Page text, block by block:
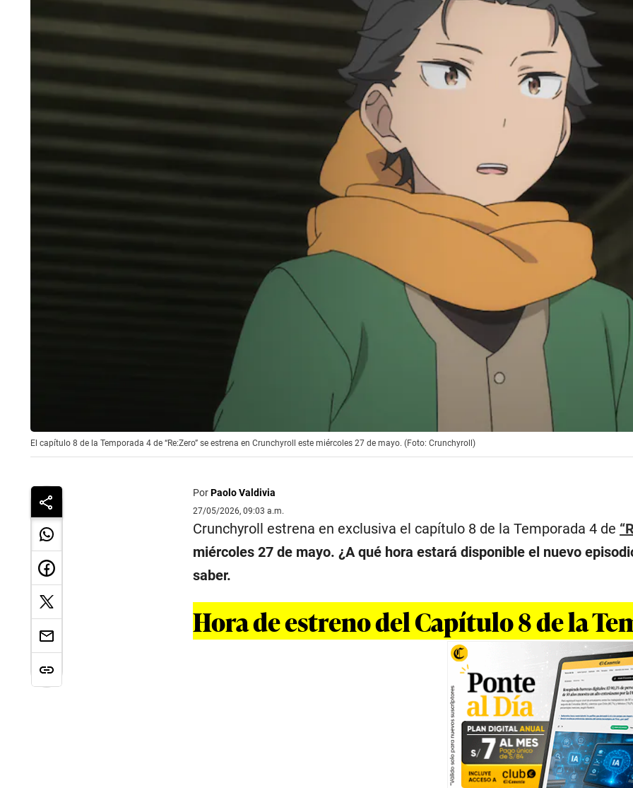
El capítulo 8 de la Temporada 4 de “Re:Zero” se estrena en Crunchyroll este miércoles 27 de mayo. (Foto: Crunchyroll)
PorPaolo Valdivia
27/05/2026, 09:03 a.m.
Crunchyroll estrena en exclusiva el capítulo 8 de la Temporada 4 de
miércoles 27 de mayo. ¿A qué hora estará disponible el nuevo
saber.
Hora de estreno del Capítulo 8 de la